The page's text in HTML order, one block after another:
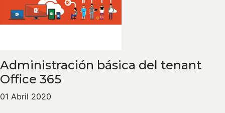
Administración básica del tenant
Office 365
01 Abril 2020